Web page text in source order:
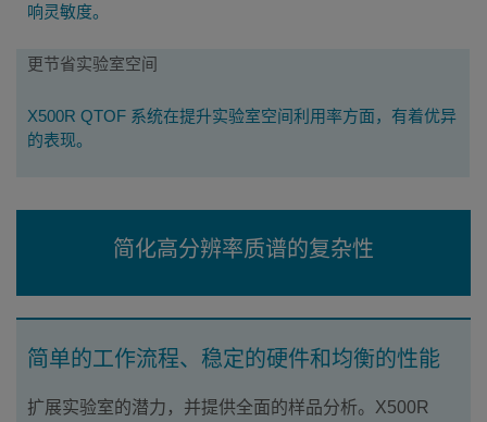
响灵敏度。
更节省实验室空间
X500R QTOF 系统在提升实验室空间利用率方面，有着优异
的表现。
简化高分辨率质谱的复杂性
简单的工作流程、稳定的硬件和均衡的性能
扩展实验室的潜力，并提供全面的样品分析。X500R